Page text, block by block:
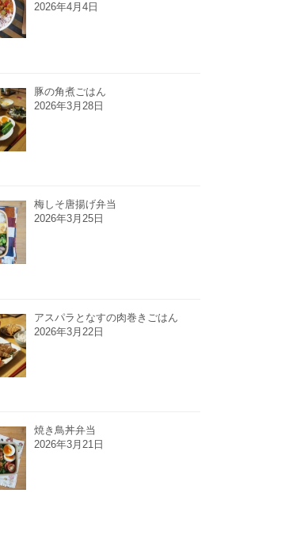
2026年4月4日
豚の角煮ごはん
2026年3月28日
梅しそ唐揚げ弁当
2026年3月25日
アスパラとなすの肉巻きごはん
2026年3月22日
焼き鳥丼弁当
2026年3月21日